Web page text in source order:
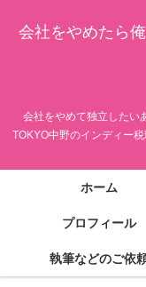
会社をやめたら
会社をやめて独立したい
TOKYO中野のインディー
ホーム
プロフィール
執筆などのご依